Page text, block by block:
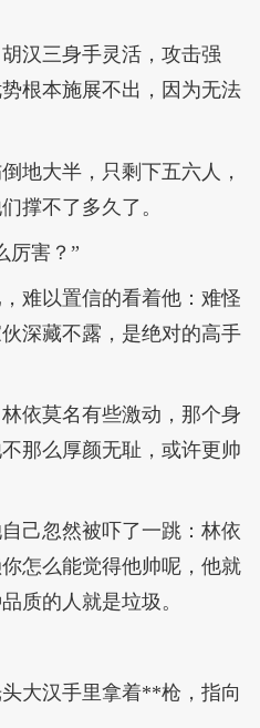
汉三身手灵活，攻击强
根本施展不出，因为无法
地大半，只剩下五六人，
撑不了多久了。
厉害？”
难以置信的看着他：难怪
深藏不露，是绝对的高手
依莫名有些激动，那个身
那么厚颜无耻，或许更帅
己忽然被吓了一跳：林依
怎么能觉得他帅呢，他就
质的人就是垃圾。
大汉手里拿着**枪，指向